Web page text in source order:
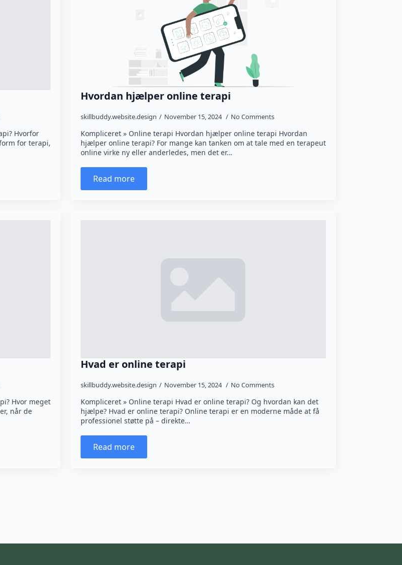
Hvorfor
for terapi,
Hvordan hjælper online terapi
skillbuddy.website.design November 15, 2024 No Comments
Kompliceret » Online terapi Hvordan hjælper online terapi Hvordan
hjælper online terapi? For mange kan tanken om at tale med en terapeut
online virke ny eller anderledes, men det er…
Read more
Hvor meget
når de
Hvad er online terapi
skillbuddy.website.design November 15, 2024 No Comments
Kompliceret » Online terapi Hvad er online terapi? Og hvordan kan det
hjælpe? Hvad er online terapi? Online terapi er en moderne måde at få
professionel støtte på – direkte…
Read more